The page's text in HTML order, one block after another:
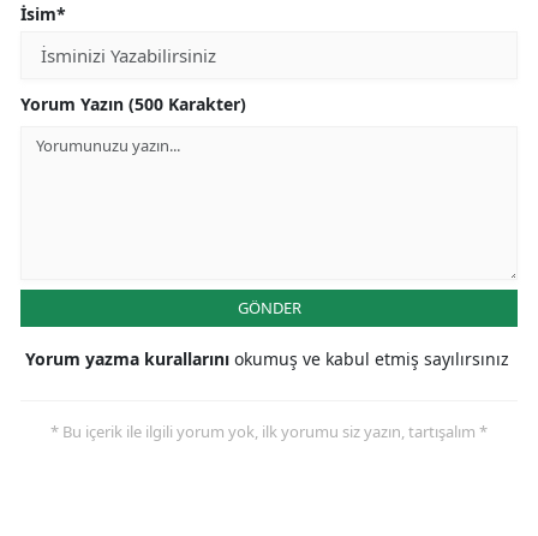
İsim*
Yorum Yazın (500 Karakter)
GÖNDER
Yorum yazma kurallarını okumuş ve kabul etmiş sayılırsınız
* Bu içerik ile ilgili yorum yok, ilk yorumu siz yazın, tartışalım *